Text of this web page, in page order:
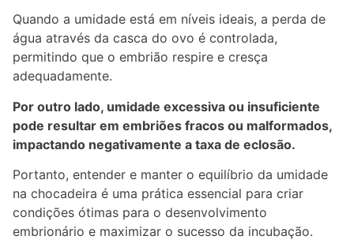
Quando a umidade está em níveis ideais, a perda de
água através da casca do ovo é controlada,
permitindo que o embrião respire e cresça
adequadamente.
Por outro lado, umidade excessiva ou insuficiente
pode resultar em embriões fracos ou malformados,
impactando negativamente a taxa de eclosão.
Portanto, entender e manter o equilíbrio da umidade
na chocadeira é uma prática essencial para criar
condições ótimas para o desenvolvimento
embrionário e maximizar o sucesso da incubação.